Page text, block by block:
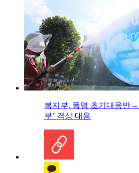
복지부, 폭염 초기대응반
부’ 격상 대응